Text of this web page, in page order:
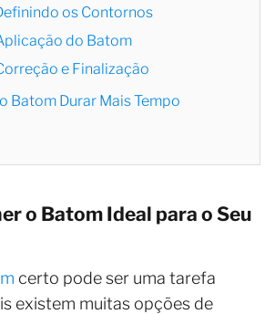
os Contornos
do Batom
e Finalização
Batom Durar Mais Tempo
o Batom Ideal para o Seu
certo pode ser uma tarefa
existem muitas opções de